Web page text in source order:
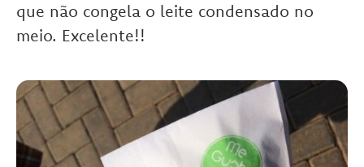
que não congela o leite condensado no
meio. Excelente!!